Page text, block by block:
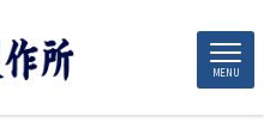
MENU